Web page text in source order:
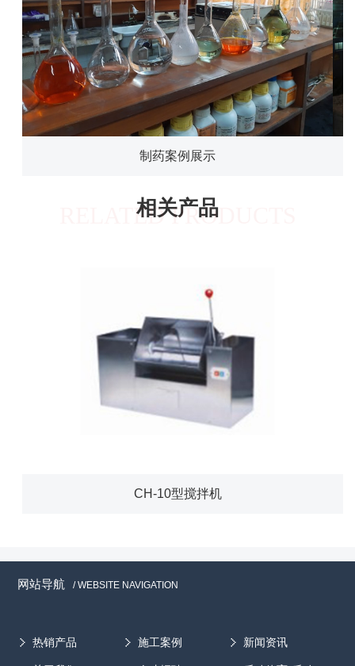
制药案例展示
相关产品
RELATED PRODUCTS
CH-10型搅拌机
网站导航 / WEBSITE NAVIGATION
热销产品 施工案例 新闻资讯